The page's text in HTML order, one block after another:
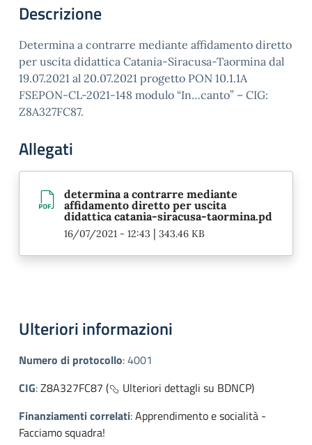
Descrizione
Determina a contrarre mediante affidamento diretto
per uscita didattica Catania-Siracusa-Taormina dal
19.07.2021 al 20.07.2021 progetto PON 10.1.1A
FSEPON-CL-2021-148 modulo “In…canto” – CIG:
Z8A327FC87.
Allegati
determina a contrarre mediante
affidamento diretto per uscita
didattica catania-siracusa-taormina.pd
16/07/2021 - 12:43 | 343.46 KB
Ulteriori informazioni
Numero di protocollo:4001
CIG:Z8A327FC87 (
Ulteriori dettagli su BDNCP)
Finanziamenti correlati:Apprendimento e socialità -
Facciamo squadra!